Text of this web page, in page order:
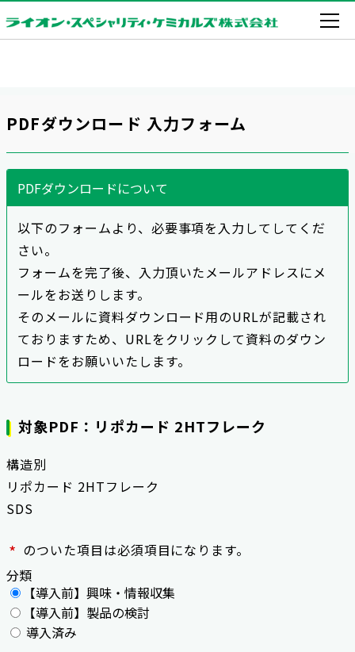
PDFダウンロード 入力フォーム
PDFダウンロードについて
以下のフォームより、必要事項を入力してしてくだ
さい。
フォームを完了後、入力頂いたメールアドレスにメ
ールをお送りします。
そのメールに資料ダウンロード用のURLが記載され
ておりますため、URLをクリックして資料のダウン
ロードをお願いいたします。
対象PDF：リポカード 2HTフレーク
構造別
リポカード 2HTフレーク
SDS
* のついた項目は必須項目になります。
分類
【導入前】興味・情報収集
【導入前】製品の検討
導入済み